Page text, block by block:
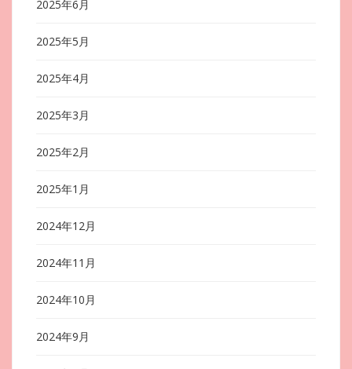
2025年6月
2025年5月
2025年4月
2025年3月
2025年2月
2025年1月
2024年12月
2024年11月
2024年10月
2024年9月